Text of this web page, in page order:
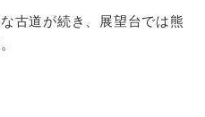
古道が続き、展望台では熊